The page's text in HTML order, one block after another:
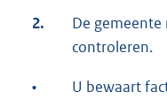
2.
De
controleren.
•
U bewaart